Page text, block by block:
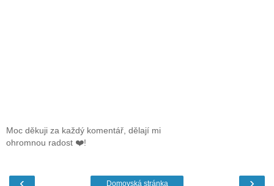
Moc děkuji za každý komentář, dělají mi
ohromnou radost ❤️!
Domovská stránka